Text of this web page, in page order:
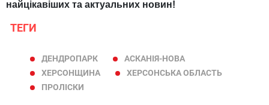
найцікавіших та актуальних новин!
ТЕГИ
ДЕНДРОПАРК
АСКАНІЯ-НОВА
ХЕРСОНЩИНА
ХЕРСОНСЬКА ОБЛАСТЬ
ПРОЛІСКИ